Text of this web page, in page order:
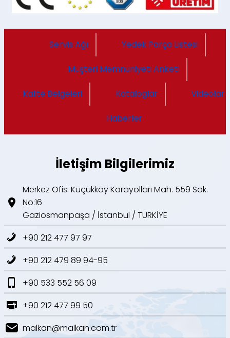
Servis Ağı Yedek Parça Listesi
Müşteri Memnuniyeti Anketi
Kalite Belgeleri Kataloglar Videolar
Haberler
İletişim Bilgilerimiz
Merkez Ofis: Küçükköy Karayolları Mah. 559 Sok.
No:16
Gaziosmanpaşa / İstanbul / TÜRKİYE
+90 212 477 97 97
+90 212 479 89 94-95
+90 533 552 56 09
+90 212 477 99 50
malkan@malkan.com.tr